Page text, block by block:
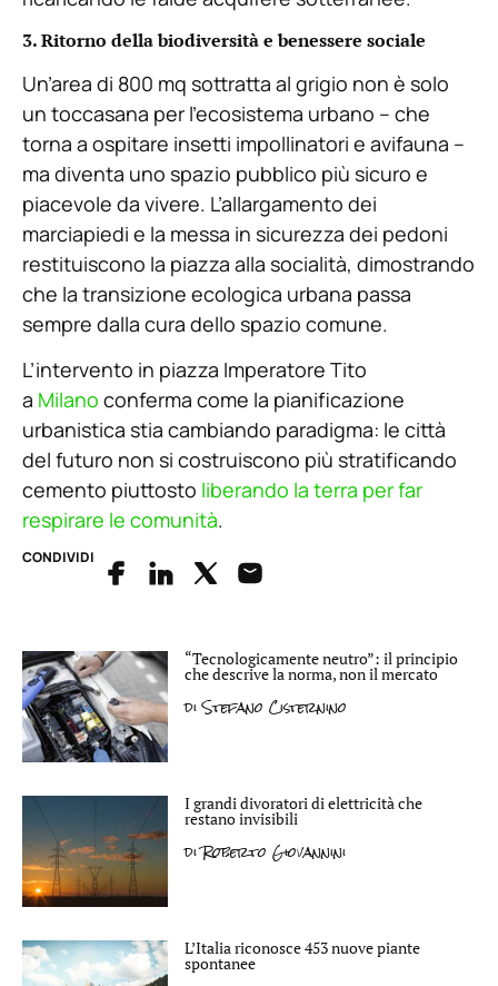
3. Ritorno della biodiversità e benessere sociale
Un’area di 800 mq sottratta al grigio non è solo
un toccasana per l’ecosistema urbano – che
torna a ospitare insetti impollinatori e avifauna –
ma diventa uno spazio pubblico più sicuro e
piacevole da vivere. L’allargamento dei
marciapiedi e la messa in sicurezza dei pedoni
restituiscono la piazza alla socialità, dimostrando
che la transizione ecologica urbana passa
sempre dalla cura dello spazio comune.
L’intervento in piazza Imperatore Tito
a Milano conferma come la pianificazione
urbanistica stia cambiando paradigma: le città
del futuro non si costruiscono più stratificando
cemento piuttosto liberando la terra per far
respirare le comunità.
CONDIVIDI
“Tecnologicamente neutro”: il principio
che descrive la norma, non il mercato
diStefano Cisternino
I grandi divoratori di elettricità che
restano invisibili
diRoberto Giovannini
L’Italia riconosce 453 nuove piante
spontanee